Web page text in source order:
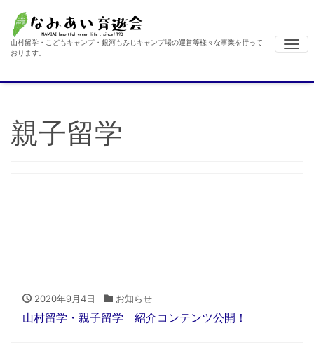
山村留学・こどもキャンプ・銀河もみじキャンプ場の運営等様々な事業を行って
おります。
親子留学
2020年9月4日 お知らせ
山村留学・親子留学 紹介コンテンツ公開！